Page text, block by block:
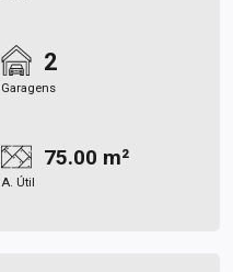
2
Garagens
75.00 m²
A. Útil